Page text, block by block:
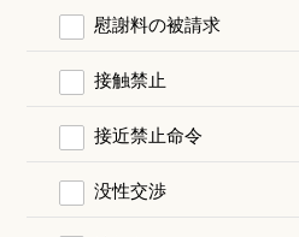
慰謝料の被請求
接触禁止
接近禁止命令
没性交渉